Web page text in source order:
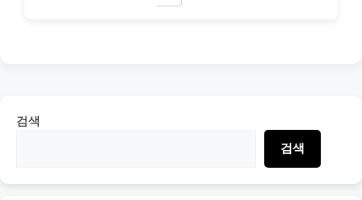
검색
검색